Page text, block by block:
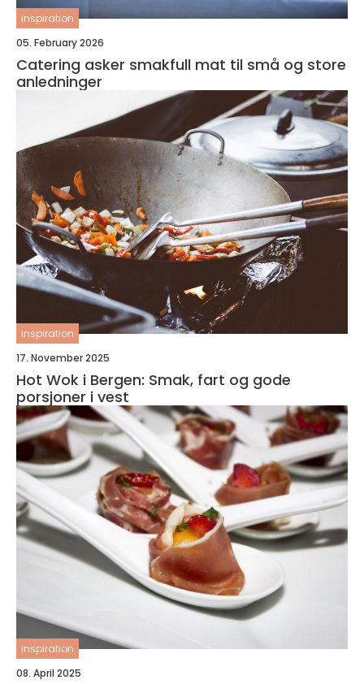
inspiration
05. February 2026
Catering asker smakfull mat til små og store
anledninger
inspiration
17. November 2025
Hot Wok i Bergen: Smak, fart og gode
porsjoner i vest
inspiration
08. April 2025